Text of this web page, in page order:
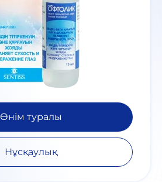
Өнім туралы
Нұсқаулық